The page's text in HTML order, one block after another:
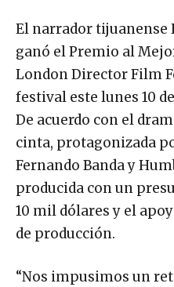
El narrador tijuanense
ganó el Premio al
London Director Film
festival este lunes 10
De acuerdo con el
cinta, protagonizada
Fernando Banda y
producida con un
10 mil dólares y el
de producción.
“Nos impusimos un